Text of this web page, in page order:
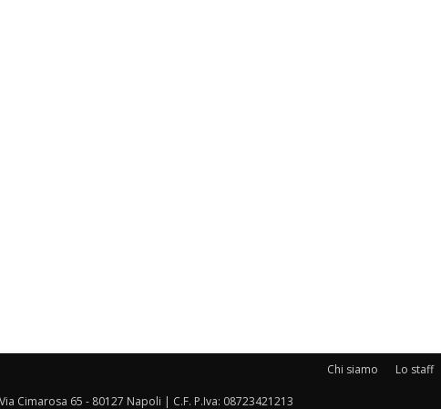
Chi siamo Lo staff
Cimarosa 65 - 80127 Napoli | C.F. P.Iva: 08723421213